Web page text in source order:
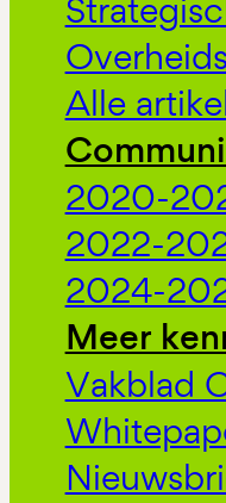
Alle
2020-
2022-
2024-
Meer
Vakblad